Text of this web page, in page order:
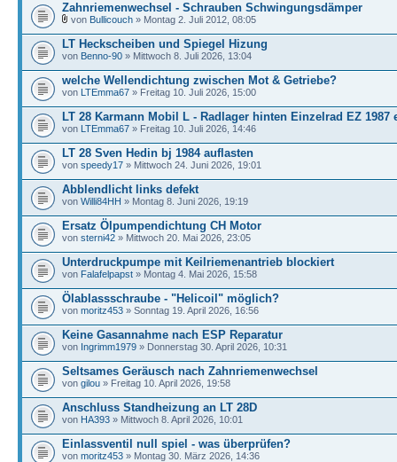
Zahnriemenwechsel - Schrauben Schwingungsdämper
von Bullicouch » Montag 2. Juli 2012, 08:05
LT Heckscheiben und Spiegel Hizung
von Benno-90 » Mittwoch 8. Juli 2026, 13:04
welche Wellendichtung zwischen Mot & Getriebe?
von LTEmma67 » Freitag 10. Juli 2026, 15:00
LT 28 Karmann Mobil L - Radlager hinten Einzelrad EZ 1987
von LTEmma67 » Freitag 10. Juli 2026, 14:46
LT 28 Sven Hedin bj 1984 auflasten
von speedy17 » Mittwoch 24. Juni 2026, 19:01
Abblendlicht links defekt
von Willi84HH » Montag 8. Juni 2026, 19:19
Ersatz Ölpumpendichtung CH Motor
von sterni42 » Mittwoch 20. Mai 2026, 23:05
Unterdruckpumpe mit Keilriemenantrieb blockiert
von Falafelpapst » Montag 4. Mai 2026, 15:58
Ölablassschraube - "Helicoil" möglich?
von moritz453 » Sonntag 19. April 2026, 16:56
Keine Gasannahme nach ESP Reparatur
von Ingrimm1979 » Donnerstag 30. April 2026, 10:31
Seltsames Geräusch nach Zahnriemenwechsel
von gilou » Freitag 10. April 2026, 19:58
Anschluss Standheizung an LT 28D
von HA393 » Mittwoch 8. April 2026, 10:01
Einlassventil null spiel - was überprüfen?
von moritz453 » Montag 30. März 2026, 14:36